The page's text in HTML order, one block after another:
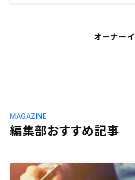
オーナー
編集部おすすめ記事
MAGAZINE